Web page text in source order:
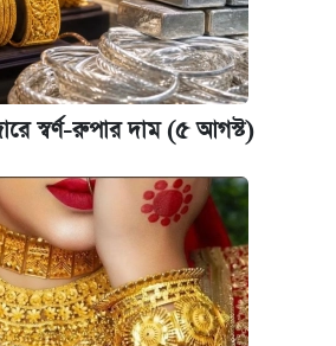
দাম (৬ আগস্ট)
এমবিএতে ভর্তি শুরু,
পর্যন্ত
ভাইভা শুরুর নির্দেশ শিক্ষামন্ত্রীর
স্বর্ণ-রুপার দাম (৫ আগস্ট)